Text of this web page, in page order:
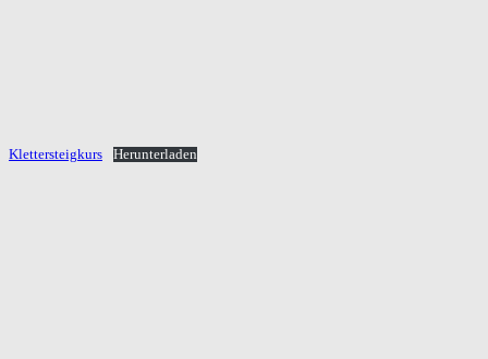
Klettersteigkurs Herunterladen